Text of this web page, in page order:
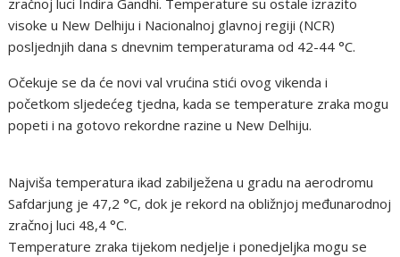
visoke u New Delhiju i Nacionalnoj glavnoj regiji (NCR)
posljednjih dana s dnevnim temperaturama od 42-44 °C.
Očekuje se da će novi val vrućina stići ovog vikenda i
početkom sljedećeg tjedna, kada se temperature zraka mogu
popeti i na gotovo rekordne razine u New Delhiju.
Najviša temperatura ikad zabilježena u gradu na aerodromu
Safdarjung je 47,2 °C, dok je rekord na obližnjoj međunarodnoj
zračnoj luci 48,4 °C.
Temperature zraka tijekom nedjelje i ponedjeljka mogu se